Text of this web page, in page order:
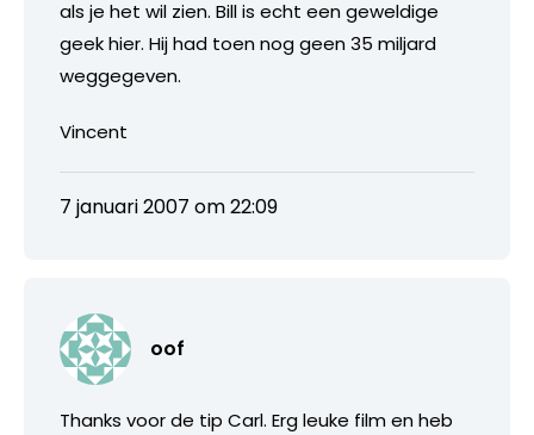
als je het wil zien. Bill is echt een geweldige
geek hier. Hij had toen nog geen 35 miljard
weggegeven.
Vincent
7 januari 2007 om 22:09
oof
Thanks voor de tip Carl. Erg leuke film en heb